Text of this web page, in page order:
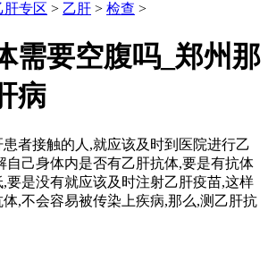
肝专区 > 乙肝 > 检查 >
需要空腹吗_郑州那
病
接触的人,就应该及时到医院进行乙
自己身体内是否有乙肝抗体,要是有抗体
要是没有就应该及时注射乙肝疫苗,这样
,不会容易被传染上疾病,那么,测乙肝抗